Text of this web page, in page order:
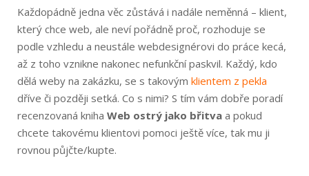
Každopádně jedna věc zůstává i nadále neměnná – klient,
který chce web, ale neví pořádně proč, rozhoduje se
podle vzhledu a neustále webdesignérovi do práce kecá,
až z toho vznikne nakonec nefunkční paskvil. Každý, kdo
dělá weby na zakázku, se s takovým klientem z pekla
dříve či později setká. Co s nimi? S tím vám dobře poradí
recenzovaná kniha Web ostrý jako břitva a pokud
chcete takovému klientovi pomoci ještě více, tak mu ji
rovnou půjčte/kupte.